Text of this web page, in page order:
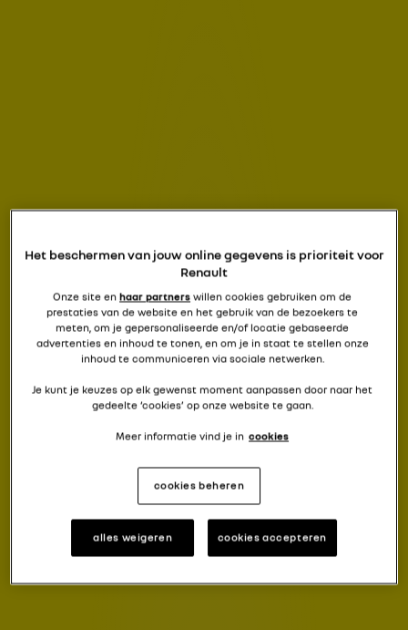
Het beschermen van jouw online gegevens is prioriteit voor
Renault
Onze site en haar partners willen cookies gebruiken om de
prestaties van de website en het gebruik van de bezoekers te
meten, om je gepersonaliseerde en/of locatie gebaseerde
advertenties en inhoud te tonen, en om je in staat te stellen onze
inhoud te communiceren via sociale netwerken.
Je kunt je keuzes op elk gewenst moment aanpassen door naar het
gedeelte ‘cookies’ op onze website te gaan.
Meer informatie vind je in cookies
cookies beheren
alles weigeren cookies accepteren